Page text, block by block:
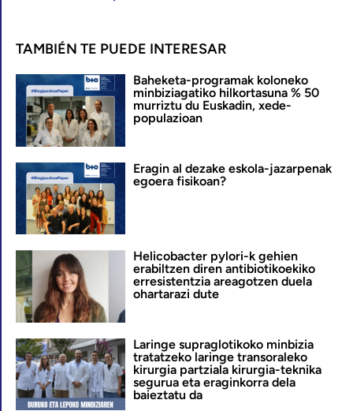
TAMBIÉN TE PUEDE INTERESAR
Baheketa-programak koloneko
minbiziagatiko hilkortasuna % 50
murriztu du Euskadin, xede-
populazioan
Eragin al dezake eskola-jazarpenak
egoera fisikoan?
Helicobacter pylori-k gehien
erabiltzen diren antibiotikoekiko
erresistentzia areagotzen duela
ohartarazi dute
Laringe supraglotikoko minbizia
tratatzeko laringe transoraleko
kirurgia partziala kirurgia-teknika
segurua eta eraginkorra dela
baieztatu da